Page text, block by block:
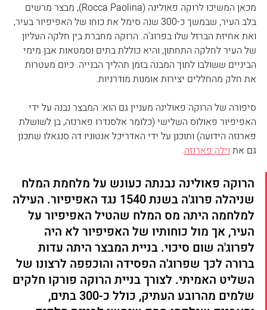
מכאן המשיכו לרוקה פאולינה (Rocca Paolina), מבצר מרשים
בלב העיר, שבמשך כ-300 שנה סימל את כוחו של האפיפיור בעיר,
ואת אחיזת הברזל שלו בפרוג'ה. הרוקה מחברת בין חלקה העליון
של העיר לחלקה התחתון, והיא כוללת בתים וסמטאות אבן מימי
הביניים ששולבו לתוך המבנה בזמן תהליך הבנייה. כיום מעטרות
את חלק מהחללים יצירות אומנות מודרניות.
סיפורה של הרוקה פאולינה מעניין גם הוא: המבצר נבנה על ידי
האפיפיור פאולוס השלישי (כלומר אלסנדרו פארנזה, בן לשושלת
פארנזה הידועה) ותוכנן על ידי האדריכל אנטוניו דה סנגאלו שתכנן
גם את וילה פארנזה.
הרוקה פאולינה נבנתה כעונש על מלחמת המלח
שניהלה פרוג'ה בשנת 1540 נגד האפיפיור. העילה
למלחמה היתה מס המלח שהטיל האפיפיור על
העיר, אך מול כוחותיו של האפיפיור לא היה
לפרוג'ה שום סיכוי. בניית המבצר היתה עדות
ברורה לכך שפרוג'ה הפסידה והוכפפה לרצונו של
השליט האמיתי. לצורך בניית הרוקה פורקו חלקים
שלמים מהרובע העתיק, כולל כ-300 בתים,